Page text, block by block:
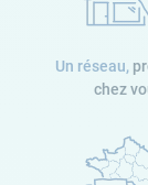
Un réseau,
chez